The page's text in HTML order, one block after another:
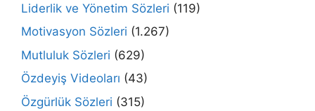
Liderlik ve Yönetim Sözleri (119)
Motivasyon Sözleri (1.267)
Mutluluk Sözleri (629)
Özdeyiş Videoları (43)
Özgürlük Sözleri (315)